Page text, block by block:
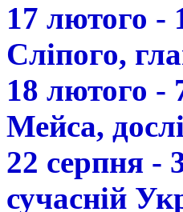
17 лютого -
Сліпого,
18 лютого -
Мейса,
22 серпня -
сучасній